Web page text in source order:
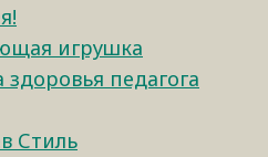
игрушка
здоровья педагога
Стиль